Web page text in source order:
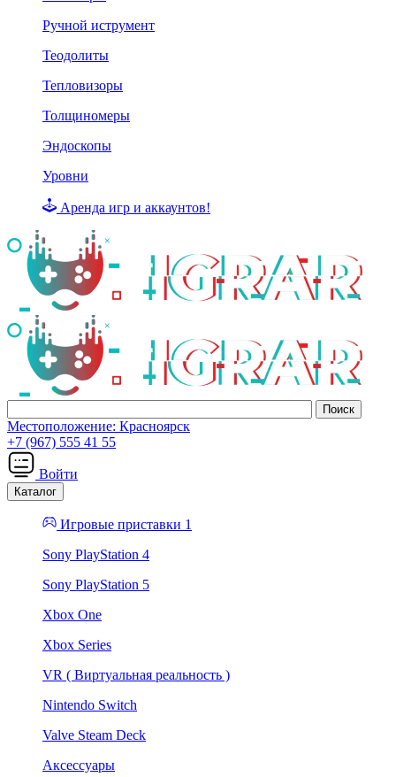
Ручной иструмент
Теодолиты
Тепловизоры
Толщиномеры
Эндоскопы
Уровни
Аренда игр и аккаунтов!
Местоположение: Красноярск
+7 (967) 555 41 55
Войти
Каталог
Игровые приставки 1
Sony PlayStation 4
Sony PlayStation 5
Xbox One
Xbox Series
VR ( Виртуальная реальность )
Nintendo Switch
Valve Steam Deck
Аксессуары